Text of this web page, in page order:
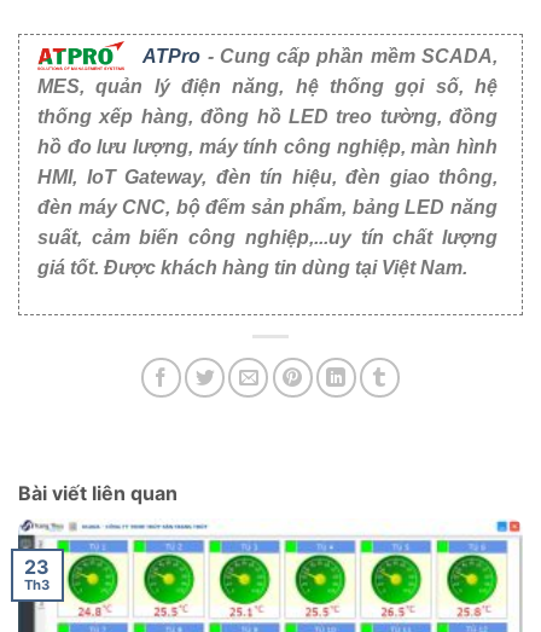
ATPro - Cung cấp phần mềm SCADA,
MES, quản lý điện năng, hệ thống gọi số, hệ
thống xếp hàng, đồng hồ LED treo tường, đồng
hồ đo lưu lượng, máy tính công nghiệp, màn hình
HMI, IoT Gateway, đèn tín hiệu, đèn giao thông,
đèn máy CNC, bộ đếm sản phẩm, bảng LED năng
suất, cảm biến công nghiệp,...uy tín chất lượng
giá tốt. Được khách hàng tin dùng tại Việt Nam.
Bài viết liên quan
23
Th3